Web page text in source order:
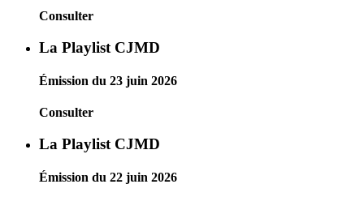
Consulter
La Playlist CJMD
Émission du 23 juin 2026
Consulter
La Playlist CJMD
Émission du 22 juin 2026